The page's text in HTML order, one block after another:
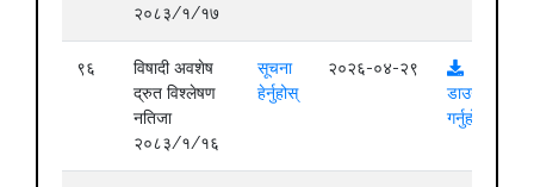
२०८३/१/१७
९६
विषादी अवशेष
द्रुत विश्लेषण
नतिजा
२०८३/१/१६
सूचना
हेर्नुहोस्
२०२६-०४-२९
डाउनलोड
गर्नुहोस्